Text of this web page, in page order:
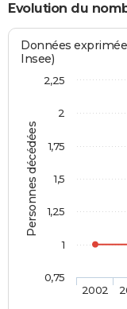
Evolution du
Personnes décédées
Données
Insee)
2002
0,75
1
1,25
1,5
1,75
2
2,25